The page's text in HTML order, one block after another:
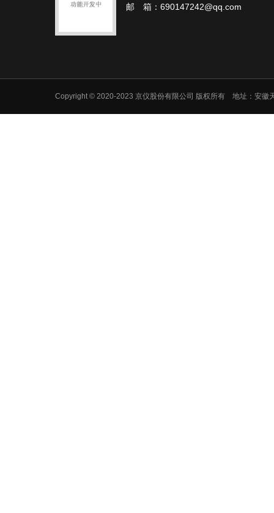
邮 箱：690147242@qq.com
Copyright © 2020-2023 京仪股份有限公司 版权所有 地址：安